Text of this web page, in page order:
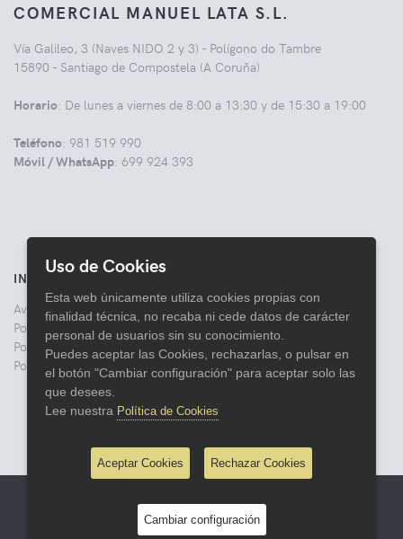
COMERCIAL MANUEL LATA S.L.
Vía Galileo, 3 (Naves NIDO 2 y 3) - Polígono do Tambre
15890 - Santiago de Compostela (A Coruña)
Horario: De lunes a viernes de 8:00 a 13:30 y de 15:30 a 19:00
Teléfono: 981 519 990
Móvil / WhatsApp: 699 924 393
INFORMACIÓN
Aviso legal
Politica de Privacidad
Política de Cookies
Política de Devoluciones
© 2026 Comercial Lata
Uso de Cookies
Esta web únicamente utiliza cookies propias con
finalidad técnica, no recaba ni cede datos de carácter
personal de usuarios sin su conocimiento.
Puedes aceptar las Cookies, rechazarlas, o pulsar en
el botón "Cambiar configuración" para aceptar solo las
que desees.
Lee nuestra Política de Cookies
Aceptar Cookies Rechazar Cookies
Cambiar configuración